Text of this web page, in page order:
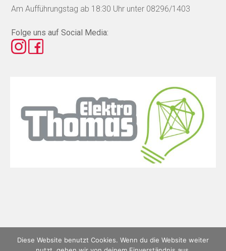
Am Aufführungstag ab 18:30 Uhr unter 08296/1403
Folge uns auf Social Media:
Diese Website benutzt Cookies. Wenn du die Website weiter